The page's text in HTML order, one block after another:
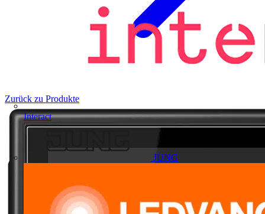
Interact
JUNG
Zurück zu Produkte